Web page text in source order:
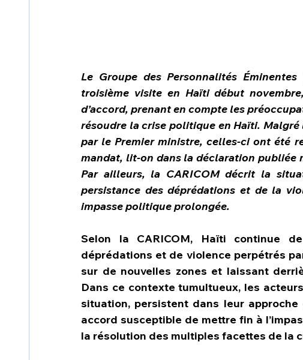
Le Groupe des Personnalités
troisième visite en Haïti début
d’accord, prenant en compte les
résoudre la crise politique en Haïti.
par le Premier ministre, celles-ci ont été
mandat, lit-on dans la déclaration publiée
Par ailleurs, la CARICOM décrit la
persistance des déprédations et de la
impasse politique prolongée.
Selon la CARICOM, Haïti continue
déprédations et de violence perpétrés
sur de nouvelles zones et laissant
Dans ce contexte tumultueux, les
situation, persistent dans leur
accord susceptible de mettre fin à
la résolution des multiples facettes de la